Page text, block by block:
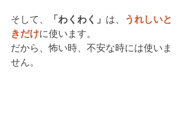
そして、 「わくわく」 は、
うれしいと
きだけに使います。
だから、怖い時、不安な時には使いま
せん。